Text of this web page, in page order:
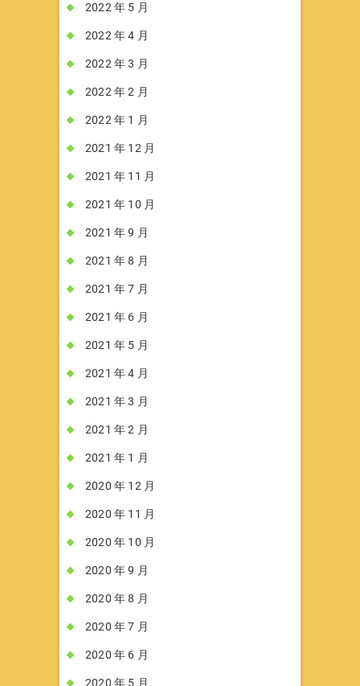
2022 年 5 月
2022 年 4 月
2022 年 3 月
2022 年 2 月
2022 年 1 月
2021 年 12 月
2021 年 11 月
2021 年 10 月
2021 年 9 月
2021 年 8 月
2021 年 7 月
2021 年 6 月
2021 年 5 月
2021 年 4 月
2021 年 3 月
2021 年 2 月
2021 年 1 月
2020 年 12 月
2020 年 11 月
2020 年 10 月
2020 年 9 月
2020 年 8 月
2020 年 7 月
2020 年 6 月
2020 年 5 月